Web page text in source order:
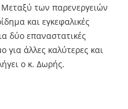
των παρενεργειών
και εγκεφαλικές
δύο επαναστατικές
για άλλες καλύτερες και
ο κ. Δωρής.